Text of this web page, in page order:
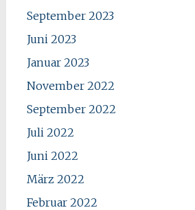
September 2023
Juni 2023
Januar 2023
November 2022
September 2022
Juli 2022
Juni 2022
März 2022
Februar 2022